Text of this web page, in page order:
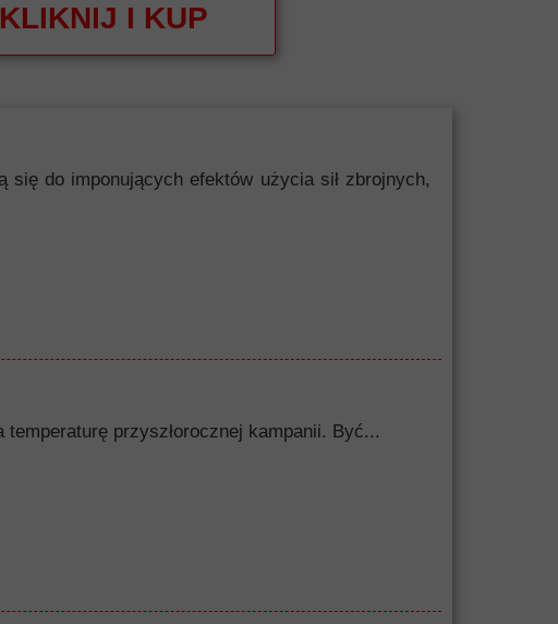
do imponujących efektów użycia sił zbrojnych,
temperaturę przyszłorocznej kampanii. Być...
KLIKNIJ I KUP